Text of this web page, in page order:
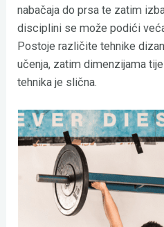
nabačaja do prsa te zatim
disciplini se može podići
Postoje različite tehnike
učenja, zatim dimenzijama
tehnika je slična.